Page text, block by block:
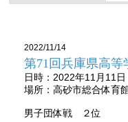
2022/11/14
第71回兵庫県高
日時：2022年11月11日
場所：高砂市総合体育
男子団体戦 ２位